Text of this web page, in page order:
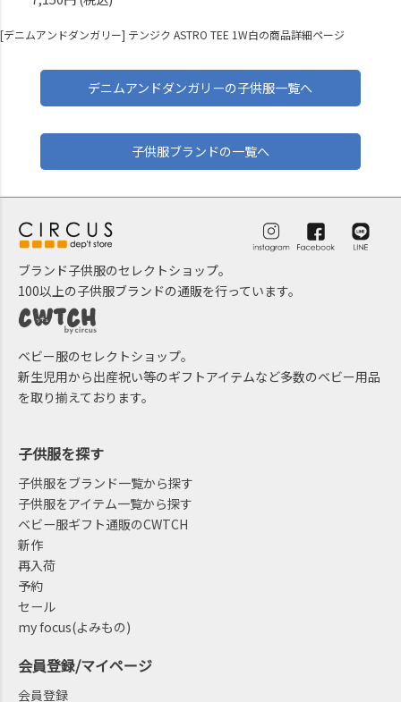
[デニムアンドダンガリー] テンジク ASTRO TEE 1W白の商品詳細ページ
デニムアンドダンガリーの子供服一覧へ
子供服ブランドの一覧へ
ブランド子供服のセレクトショップ。
100以上の子供服ブランドの通販を行っています。
ベビー服のセレクトショップ。
新生児用から出産祝い等のギフトアイテムなど多数のベビー用品
を取り揃えております。
子供服を探す
子供服をブランド一覧から探す
子供服をアイテム一覧から探す
ベビー服ギフト通販のCWTCH
新作
再入荷
予約
セール
my focus(よみもの)
会員登録/マイページ
会員登録